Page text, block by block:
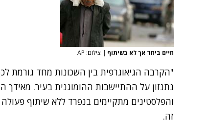
חיים ביחד אך לא בשיתוף | צילום: AP
"הקרבה הגיאוגרפית בין השכונות מחד גורמת
נתנזון על ההתיישבות ההומוגנית בעיר. מאידך
והפלסטינים מתקיימים בנפרד ללא שיתוף
זה.